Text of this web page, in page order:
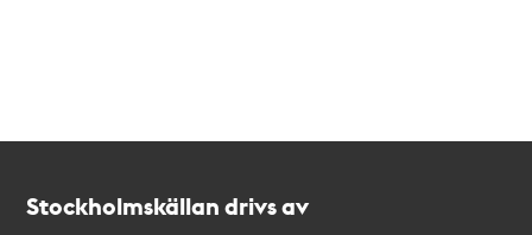
Stockholmskällan drivs av